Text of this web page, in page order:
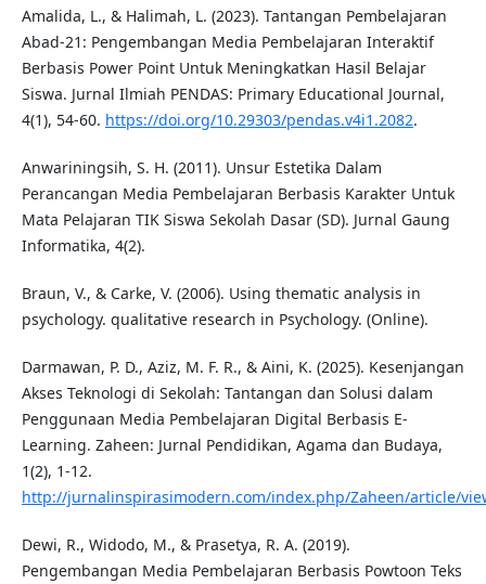
Amalida, L., & Halimah, L. (2023). Tantangan Pembelajaran
Abad-21: Pengembangan Media Pembelajaran Interaktif
Berbasis Power Point Untuk Meningkatkan Hasil Belajar
Siswa. Jurnal Ilmiah PENDAS: Primary Educational Journal,
4(1), 54-60. https://doi.org/10.29303/pendas.v4i1.2082.
Anwariningsih, S. H. (2011). Unsur Estetika Dalam
Perancangan Media Pembelajaran Berbasis Karakter Untuk
Mata Pelajaran TIK Siswa Sekolah Dasar (SD). Jurnal Gaung
Informatika, 4(2).
Braun, V., & Carke, V. (2006). Using thematic analysis in
psychology. qualitative research in Psychology. (Online).
Darmawan, P. D., Aziz, M. F. R., & Aini, K. (2025). Kesenjangan
Akses Teknologi di Sekolah: Tantangan dan Solusi dalam
Penggunaan Media Pembelajaran Digital Berbasis E-
Learning. Zaheen: Jurnal Pendidikan, Agama dan Budaya,
1(2), 1-12.
http://jurnalinspirasimodern.com/index.php/Zaheen/article/
Dewi, R., Widodo, M., & Prasetya, R. A. (2019).
Pengembangan Media Pembelajaran Berbasis Powtoon Teks